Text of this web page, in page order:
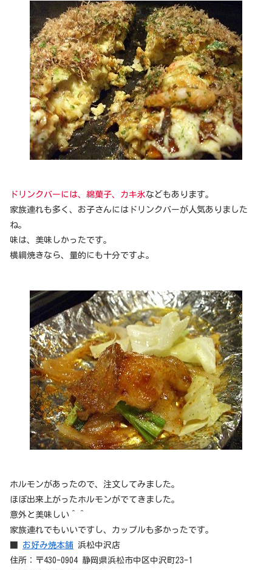
ドリンクバーには、綿菓子、カキ氷などもあります。
家族連れも多く、お子さんにはドリンクバーが人気ありました
ね。
味は、美味しかったです。
横綱焼きなら、量的にも十分ですよ。
ホルモンがあったので、注文してみました。
ほぼ出来上がったホルモンがでてきました。
意外と美味しい＾＾
家族連れでもいいですし、カップルも多かったです。
お好み焼本舗 浜松中沢店
住所：〒430-0904 静岡県浜松市中区中沢町23-1